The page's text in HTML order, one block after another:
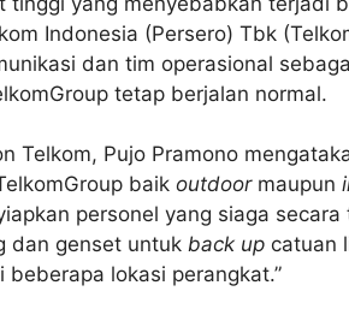
Indonesia (Persero) Tbk
dan tim operasional
tetap berjalan normal.
Telkom, Pujo Pramono
baik outdoormaupun
personel yang siaga secara
dan genset untuk backupcatuan
lokasi perangkat.”